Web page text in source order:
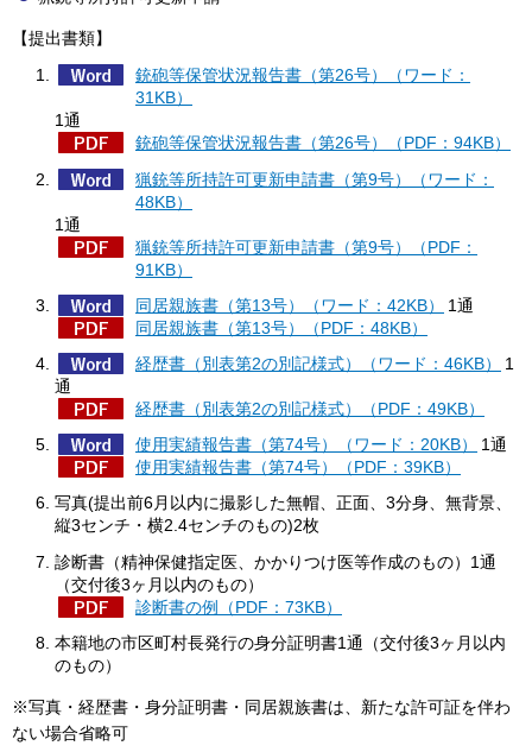
【提出書類】
銃砲等保管状況報告書（第26号）（ワード：
31KB）
1通
銃砲等保管状況報告書（第26号）（PDF：94KB）
猟銃等所持許可更新申請書（第9号）（ワード：
48KB）
1通
猟銃等所持許可更新申請書（第9号）（PDF：
91KB）
同居親族書（第13号）（ワード：42KB）
1通
同居親族書（第13号）（PDF：48KB）
経歴書（別表第2の別記様式）（ワード：46KB）
1
通
経歴書（別表第2の別記様式）（PDF：49KB）
使用実績報告書（第74号）（ワード：20KB）
1通
使用実績報告書（第74号）（PDF：39KB）
写真(提出前6月以内に撮影した無帽、正面、3分身、無背景、
縦3センチ・横2.4センチのもの)2枚
診断書（精神保健指定医、かかりつけ医等作成のもの）1通
（交付後3ヶ月以内のもの）
診断書の例（PDF：73KB）
本籍地の市区町村長発行の身分証明書1通（交付後3ヶ月以内
のもの）
※写真・経歴書・身分証明書・同居親族書は、新たな許可証を伴わ
ない場合省略可